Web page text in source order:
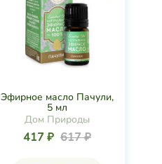
Эфирное масло Пачули,
5 мл
Дом Природы
417 ₽ 617 ₽